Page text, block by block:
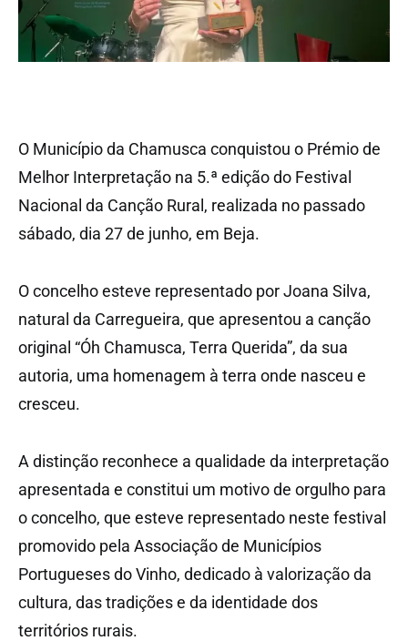
O Município da Chamusca conquistou o Prémio de
Melhor Interpretação na 5.ª edição do Festival
Nacional da Canção Rural, realizada no passado
sábado, dia 27 de junho, em Beja.
O concelho esteve representado por Joana Silva,
natural da Carregueira, que apresentou a canção
original “Óh Chamusca, Terra Querida”, da sua
autoria, uma homenagem à terra onde nasceu e
cresceu.
A distinção reconhece a qualidade da interpretação
apresentada e constitui um motivo de orgulho para
o concelho, que esteve representado neste festival
promovido pela Associação de Municípios
Portugueses do Vinho, dedicado à valorização da
cultura, das tradições e da identidade dos
territórios rurais.